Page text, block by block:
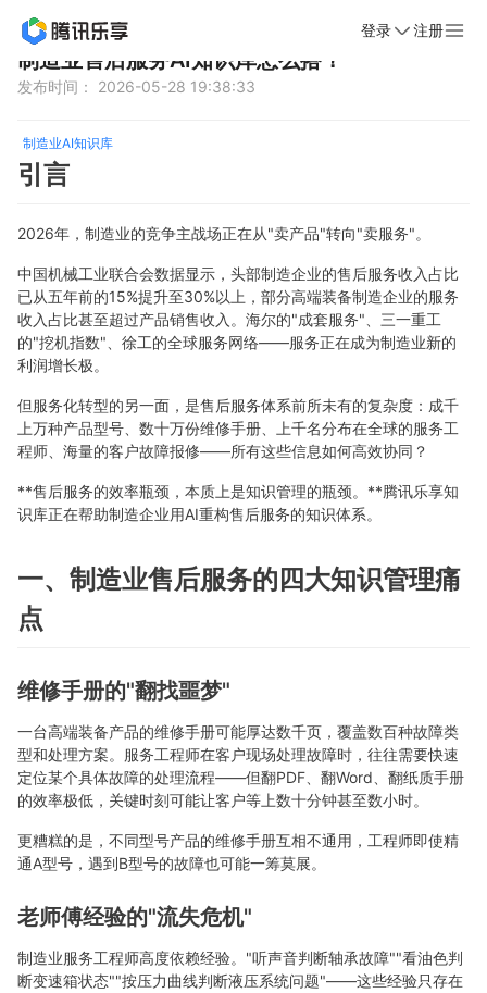
登录 注册
首页 新闻动态
制造业售后服务AI知识库怎么搭？
发布时间： 2026-05-28 19:38:33
制造业AI知识库
引言
2026年，制造业的竞争主战场正在从"卖产品"转向"卖服务"。
中国机械工业联合会数据显示，头部制造企业的售后服务收入占比
已从五年前的15%提升至30%以上，部分高端装备制造企业的服务
收入占比甚至超过产品销售收入。海尔的"成套服务"、三一重工
的"挖机指数"、徐工的全球服务网络——服务正在成为制造业新的
利润增长极。
但服务化转型的另一面，是售后服务体系前所未有的复杂度：成千
上万种产品型号、数十万份维修手册、上千名分布在全球的服务工
程师、海量的客户故障报修——所有这些信息如何高效协同？
**售后服务的效率瓶颈，本质上是知识管理的瓶颈。**腾讯乐享知
识库正在帮助制造企业用AI重构售后服务的知识体系。
一、制造业售后服务的四大知识管理痛
点
维修手册的"翻找噩梦"
一台高端装备产品的维修手册可能厚达数千页，覆盖数百种故障类
型和处理方案。服务工程师在客户现场处理故障时，往往需要快速
定位某个具体故障的处理流程——但翻PDF、翻Word、翻纸质手册
的效率极低，关键时刻可能让客户等上数十分钟甚至数小时。
更糟糕的是，不同型号产品的维修手册互相不通用，工程师即使精
通A型号，遇到B型号的故障也可能一筹莫展。
老师傅经验的"流失危机"
制造业服务工程师高度依赖经验。"听声音判断轴承故障""看油色判
断变速箱状态""按压力曲线判断液压系统问题"——这些经验只存在